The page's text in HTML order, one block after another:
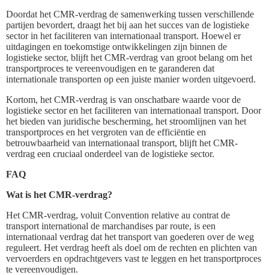
Doordat het CMR-verdrag de samenwerking tussen verschillende
partijen bevordert, draagt het bij aan het succes van de logistieke
sector in het faciliteren van internationaal transport. Hoewel er
uitdagingen en toekomstige ontwikkelingen zijn binnen de
logistieke sector, blijft het CMR-verdrag van groot belang om het
transportproces te vereenvoudigen en te garanderen dat
internationale transporten op een juiste manier worden uitgevoerd.
Kortom, het CMR-verdrag is van onschatbare waarde voor de
logistieke sector en het faciliteren van internationaal transport. Door
het bieden van juridische bescherming, het stroomlijnen van het
transportproces en het vergroten van de efficiëntie en
betrouwbaarheid van internationaal transport, blijft het CMR-
verdrag een cruciaal onderdeel van de logistieke sector.
FAQ
Wat is het CMR-verdrag?
Het CMR-verdrag, voluit Convention relative au contrat de
transport international de marchandises par route, is een
internationaal verdrag dat het transport van goederen over de weg
reguleert. Het verdrag heeft als doel om de rechten en plichten van
vervoerders en opdrachtgevers vast te leggen en het transportproces
te vereenvoudigen.